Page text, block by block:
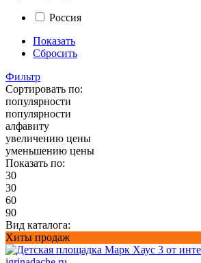
Россия
Показать
Сбросить
Фильтр
Сортировать по:
популярности
популярности
алфавиту
увеличению цены
уменьшению цены
Показать по:
30
30
60
90
Вид каталога:
Хиты продаж